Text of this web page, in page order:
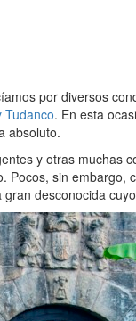
por diversos
Tudanco. En esta
absoluto.
y otras
sin
desconocida